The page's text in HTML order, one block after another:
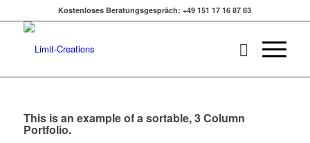
Kostenloses Beratungsgespräch: +49 151 17 16 87 83
This is an example of a sortable, 3 Column
Portfolio.